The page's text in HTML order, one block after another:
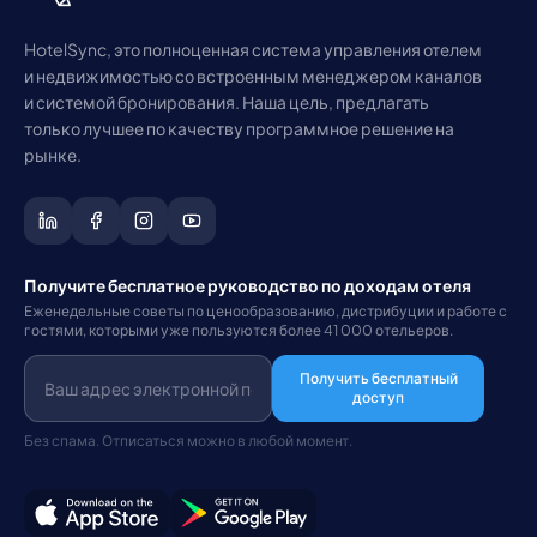
HotelSync, это полноценная система управления отелем
и недвижимостью со встроенным менеджером каналов
и системой бронирования. Наша цель, предлагать
только лучшее по качеству программное решение на
рынке.
Получите бесплатное руководство по доходам отеля
Еженедельные советы по ценообразованию, дистрибуции и работе с
гостями, которыми уже пользуются более 41 000 отельеров.
Получить бесплатный
доступ
Без спама. Отписаться можно в любой момент.